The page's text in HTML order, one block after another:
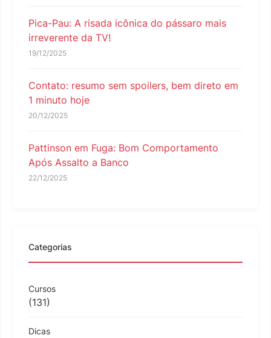
Pica-Pau: A risada icônica do pássaro mais
irreverente da TV!
19/12/2025
Contato: resumo sem spoilers, bem direto em
1 minuto hoje
20/12/2025
Pattinson em Fuga: Bom Comportamento
Após Assalto a Banco
22/12/2025
Categorias
Cursos
(131)
Dicas